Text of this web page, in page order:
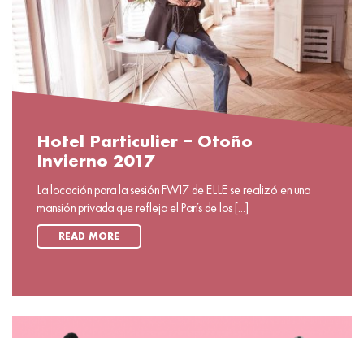
Hotel Particulier – Otoño
Invierno 2017
La locación para la sesión FW17 de ELLE se realizó en una
mansión privada que refleja el París de los [...]
READ MORE